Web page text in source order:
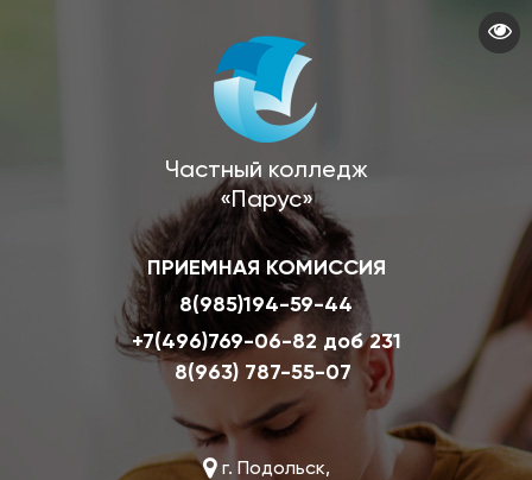
Частный колледж
«Парус»
ПРИЕМНАЯ КОМИССИЯ
8(985)194-59-44
+7(496)769-06-82 доб 231
8(963) 787-55-07
г. Подольск,